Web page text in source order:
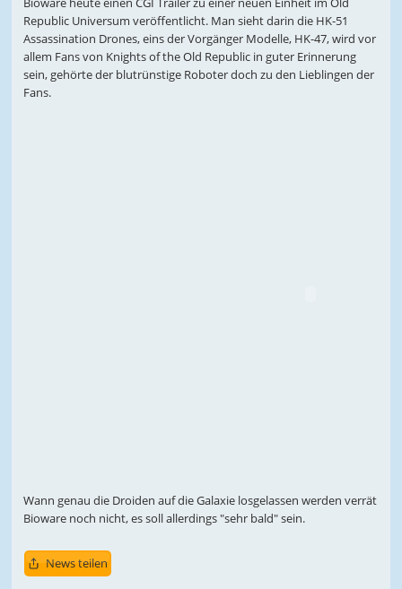
Republic Universum veröffentlicht. Man sieht darin die HK-51
Assassination Drones, eins der Vorgänger Modelle, HK-47, wird vor
allem Fans von Knights of the Old Republic in guter Erinnerung
sein, gehörte der blutrünstige Roboter doch zu den Lieblingen der
Fans.
Wann genau die Droiden auf die Galaxie losgelassen werden verrät
Bioware noch nicht, es soll allerdings "sehr bald" sein.
News teilen